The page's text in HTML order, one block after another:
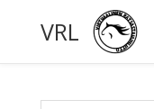
VRL